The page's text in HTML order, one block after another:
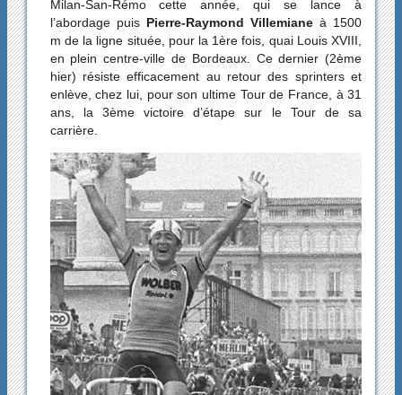
Milan-San-Rémo cette année, qui se lance à
l’abordage puis Pierre-Raymond Villemianeà 1500
m de la ligne située, pour la 1ère fois, quai Louis XVIII,
en plein centre-ville de Bordeaux. Ce dernier (2ème
hier) résiste efficacement au retour des sprinters et
enlève, chez lui, pour son ultime Tour de France, à 31
ans, la 3ème victoire d’étape sur le Tour de sa
carrière.